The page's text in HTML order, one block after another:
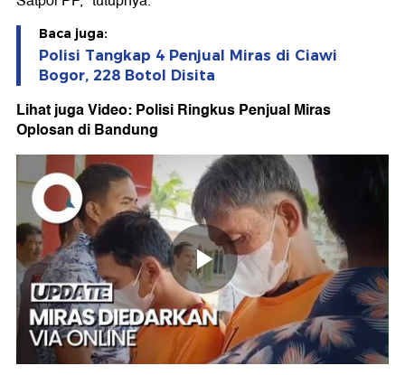
Baca juga:
Polisi Tangkap 4 Penjual Miras di Ciawi
Bogor, 228 Botol Disita
Lihat juga Video: Polisi Ringkus Penjual Miras
Oplosan di Bandung